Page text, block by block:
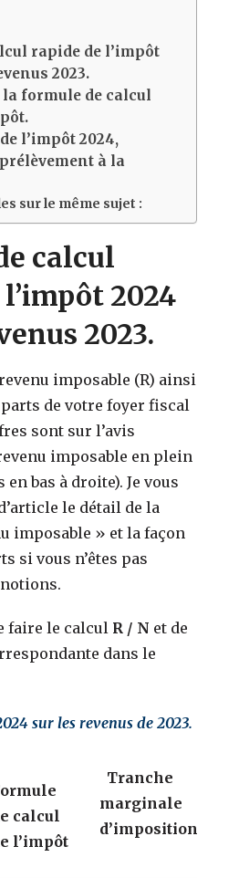
rapide de l’impôt
2023.
formule de calcul
l’impôt 2024,
à la
sur le même sujet :
calcul
2024
2023.
imposable (R) ainsi
de votre foyer fiscal
sont sur l’avis
imposable en plein
bas à droite). Je vous
le détail de la
imposable » et la façon
si vous n’êtes pas
faire le calcul R / N et de
dans le
sur les revenus de 2023.
calcul
l’impôt
Tranche
marginale
d’imposition